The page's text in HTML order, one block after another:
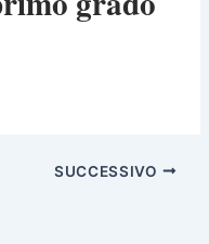
SUCCESSIVO